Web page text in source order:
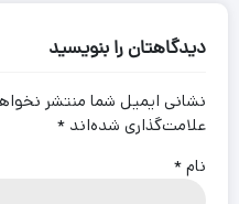
دیدگاهتان را بنویسید
نشانی ایمیل شما منتشر
علامت‌گذاری شده‌اند *
نام*